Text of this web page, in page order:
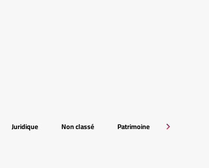
Juridique Non classé Patrimoine